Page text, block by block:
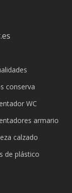
conserva
WC
armario
calzado
de plástico